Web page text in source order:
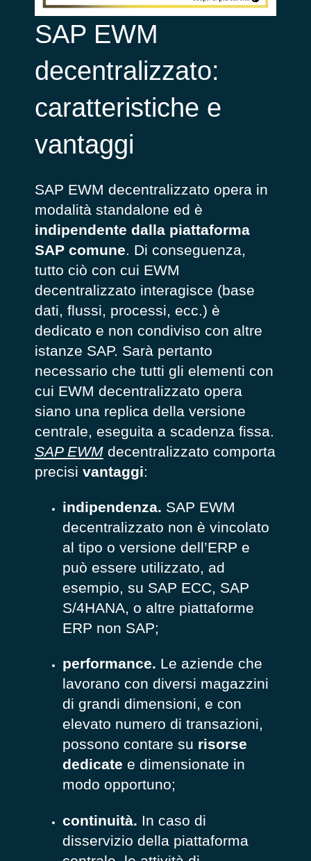
SAP EWM
decentralizzato:
caratteristiche e
vantaggi
SAP EWM decentralizzato opera in
modalità standalone ed è
indipendente dalla piattaforma
SAP comune . Di conseguenza,
tutto ciò con cui EWM
decentralizzato interagisce (base
dati, flussi, processi, ecc.) è
dedicato e non condiviso con altre
istanze SAP. Sarà pertanto
necessario che tutti gli elementi con
cui EWM decentralizzato opera
siano una replica della versione
centrale, eseguita a scadenza fissa.
SAP EWMdecentralizzato comporta
precisi vantaggi:
indipendenza. SAP EWM
decentralizzato non è vincolato
al tipo o versione dell’ERP e
può essere utilizzato, ad
esempio, su SAP ECC, SAP
S/4HANA, o altre piattaforme
ERP non SAP;
performance. Le aziende che
lavorano con diversi magazzini
di grandi dimensioni, e con
elevato numero di transazioni,
possono contare su risorse
dedicate e dimensionate in
modo opportuno;
continuità. In caso di
disservizio della piattaforma